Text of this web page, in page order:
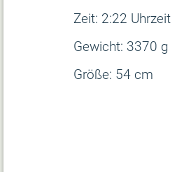
Zeit: 2:22 Uhrzeit
Gewicht: 3370 g
Größe: 54 cm